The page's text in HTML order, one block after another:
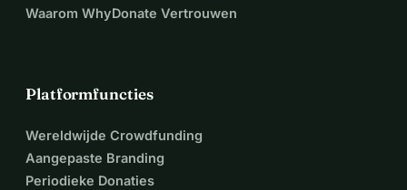
Waarom WhyDonate Vertrouwen
Platformfuncties
Wereldwijde Crowdfunding
Aangepaste Branding
Periodieke Donaties